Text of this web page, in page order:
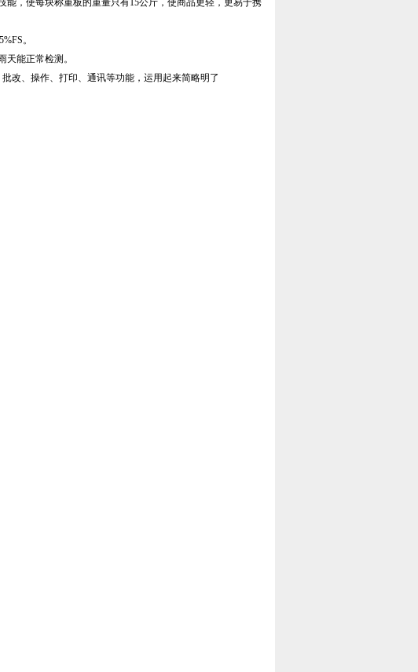
，使每块称重板的重量只有15公斤，使商品更轻，更易于携
。
能正常检测。
改、操作、打印、通讯等功能，运用起来简略明了